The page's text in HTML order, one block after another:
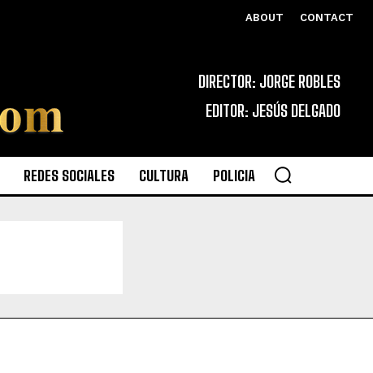
ABOUT CONTACT
DIRECTOR: JORGE ROBLES
EDITOR: JESÚS DELGADO
REDES SOCIALES CULTURA POLICIA